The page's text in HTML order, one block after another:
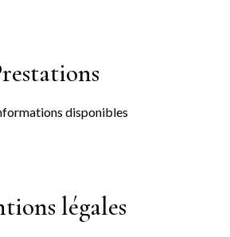
disponibles
légales